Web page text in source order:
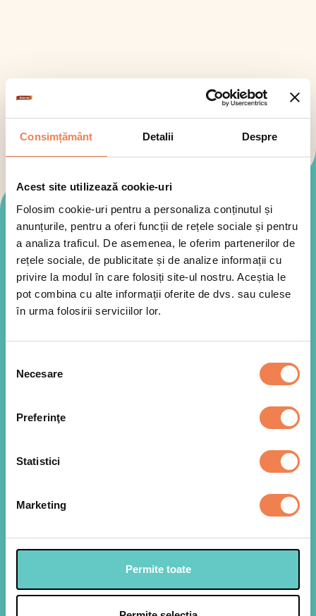
Consimțământ Detalii Despre
Acest site utilizează cookie-uri
Folosim cookie-uri pentru a personaliza conținutul și
anunțurile, pentru a oferi funcții de rețele sociale și pentru
a analiza traficul. De asemenea, le oferim partenerilor de
rețele sociale, de publicitate și de analize informații cu
privire la modul în care folosiți site-ul nostru. Aceștia le
pot combina cu alte informații oferite de dvs. sau culese
în urma folosirii serviciilor lor.
consimțământului
Necesare
Preferinţe
Statistici
Marketing
Permite toate
Mod de preparare
Taiem radacinoasele in cubulete si le calim intr-o
oala, cu putina sare, amestecand din cand in
Adaugam in oala si legumele congelate pentru
bors taranesc Edenia, peste care turnam apa
fierbinte. Acoperim si lasam la fiert cca. 20-25 de